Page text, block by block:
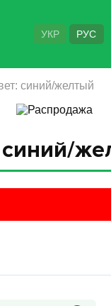
синий/
УКР РУС
синий/желтый